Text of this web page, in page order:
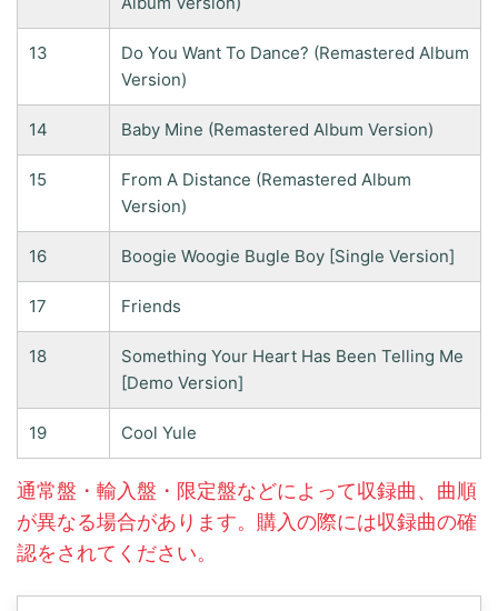
13
Do You Want To Dance? (Remastered Album
Version)
14 Baby Mine (Remastered Album Version)
15
From A Distance (Remastered Album
Version)
16 Boogie Woogie Bugle Boy [Single Version]
17 Friends
18
Something Your Heart Has Been Telling Me
[Demo Version]
19 Cool Yule
通常盤・輸入盤・限定盤などによって収録曲、曲順
が異なる場合があります。購入の際には収録曲の確
認をされてください。